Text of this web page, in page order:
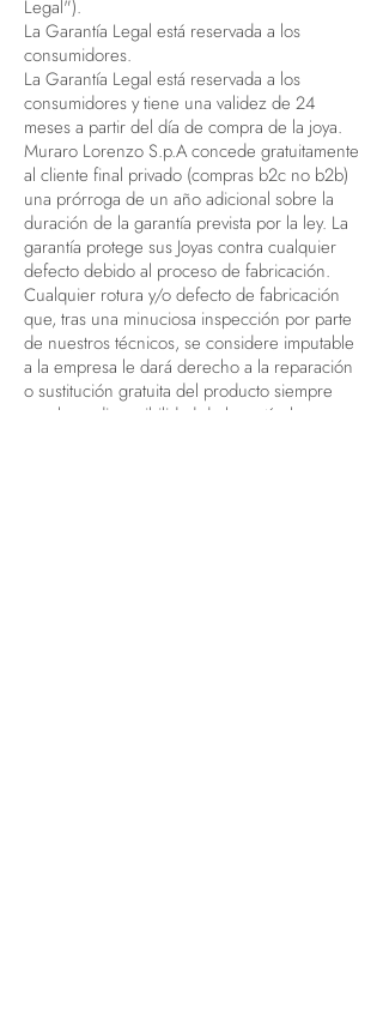
Legal").
La Garantía Legal está reservada a los
consumidores.
La Garantía Legal está reservada a los
consumidores y tiene una validez de 24
meses a partir del día de compra de la joya.
Muraro Lorenzo S.p.A concede gratuitamente
al cliente final privado (compras b2c no b2b)
una prórroga de un año adicional sobre la
duración de la garantía prevista por la ley. La
garantía protege sus Joyas contra cualquier
defecto debido al proceso de fabricación.
Cualquier rotura y/o defecto de fabricación
que, tras una minuciosa inspección por parte
de nuestros técnicos, se considere imputable
a la empresa le dará derecho a la reparación
o sustitución gratuita del producto siempre
que haya disponibilidad de los artículos.